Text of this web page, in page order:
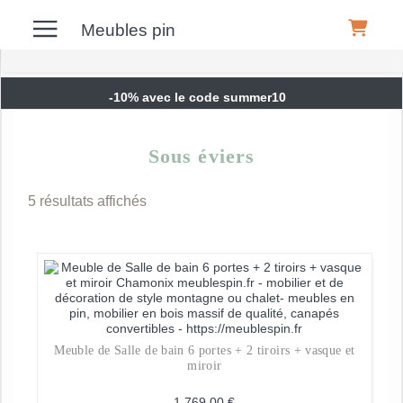
Meubles pin
Meubles
Luminaires
-10% avec le code summer10
Sous éviers
5 résultats affichés
Meuble de Salle de bain 6 portes + 2 tiroirs + vasque et
miroir